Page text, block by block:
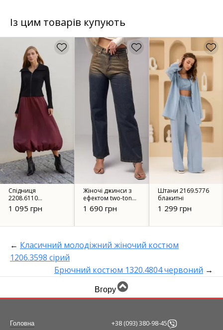
Із цим товарів купують
Спідниця
2208.6110
бургунді
1 095 грн
Жіночі джинси з
ефектом two-tone
coloring - 90118
темно-синій.
1 690 грн
Штани 2169.5776
блакитні
1 299 грн
← Класичний молодіжний жіночий костюм
1206.3598 сірий
Брючний костюм 1320.4804 червоний →
Вгору
Головна
+38 (093) 380-98-45